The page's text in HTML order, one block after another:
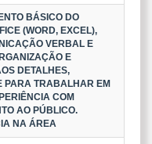
BÁSICO DO
(WORD, EXCEL),
VERBAL E
E
DETALHES,
PARA TRABALHAR EM
COM
AO PÚBLICO.
NA ÁREA